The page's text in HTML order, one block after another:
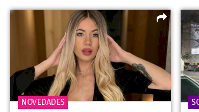
NOVEDADES